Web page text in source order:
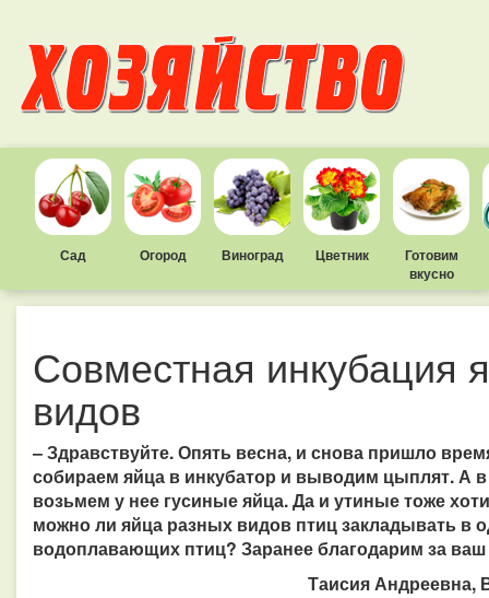
Сад Огород Виноград Цветник
Готовим
вкусно
Совместная инкубация
видов
– Здравствуйте. Опять весна, и снова пришло
собираем яйца в инкубатор и выводим цыплят. А
возьмем у нее гусиные яйца. Да и утиные тоже
можно ли яйца разных видов птиц закладывать в
водоплавающих птиц? Заранее благодарим за
Таисия Андреевна,